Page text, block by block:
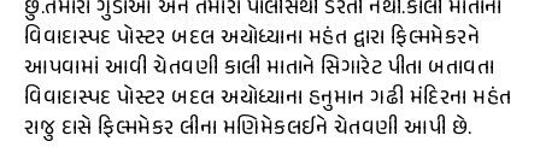
છું.તમારા ગુંડાઓ અને તમારા પોલીસથી ડરતી નથી.કાલી માતાના
વિવાદાસ્પદ પોસ્ટર બદલ અયોધ્યાના મહંત દ્વારા ફિલ્મમેકરને
આપવામાં આવી ચેતવણી કાલી માતાને સિગારેટ પીતા બતાવતા
વિવાદાસ્પદ પોસ્ટર બદલ અયોધ્યાના હનુમાન ગઢી મંદિરના મહંત
રાજુ દાસે ફિલ્મમેકર લીના મણિમેકલઈને ચેતવણી આપી છે.